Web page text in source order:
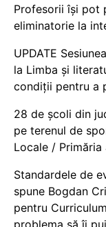
Profesorii își pot
eliminatorie la
UPDATE
la Limba și
condiții pentru a
28 de școli din
pe terenul de
Locale / Primăria
Standardele de
spune Bogdan
pentru
problema să îi